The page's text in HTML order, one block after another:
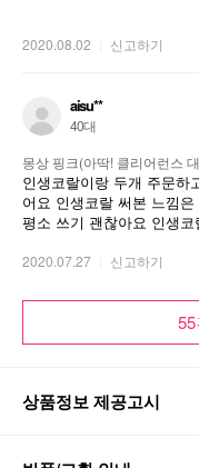
2020.08.02 신고하기
aisu**
40대
몽상 핑크(아딱! 클리어런스
인생코랄이랑 두개 주문하
어요 인생코랄 써본 느낌
평소 쓰기 괜찮아요 인생
2020.07.27 신고하기
상품정보 제공고시